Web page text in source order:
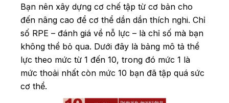
Bạn nên xây dựng cơ chế tập từ cơ bản cho
đến nâng cao để cơ thể dần dần thích nghi. Chỉ
số RPE – đánh giá về nỗ lực – là chỉ số mà bạn
không thể bỏ qua. Dưới đây là bảng mô tả thể
lực theo mức từ 1 đến 10, trong đó mức 1 là
mức thoải nhất còn mức 10 bạn đã tập quá sức
cơ thể.